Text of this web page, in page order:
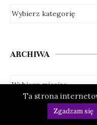
ARCHIWA
Ta strona
Zgadzam się